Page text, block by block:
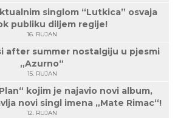
singlom “Lutkica” osvaja
publiku diljem regije!
16. RUJAN
after summer nostalgiju u pjesmi
„Azurno“
15. RUJAN
kojim je najavio novi album,
novi singl imena „Mate Rimac“!
12. RUJAN